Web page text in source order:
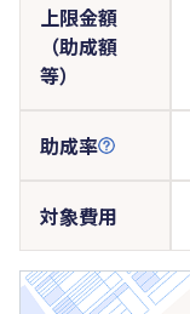
上限金額
（助成額
等）
助成率
対象費用